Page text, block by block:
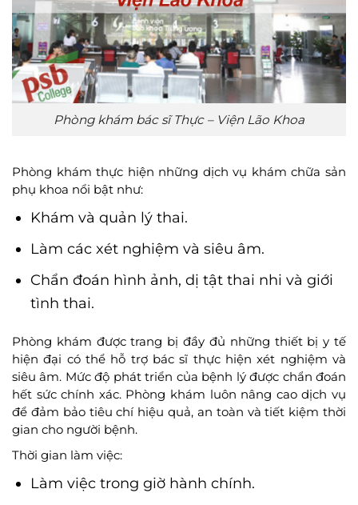
Phòng khám bác sĩ Thực – Viện Lão Khoa
Phòng khám thực hiện những dịch vụ khám chữa sản
phụ khoa nổi bật như:
Khám và quản lý thai.
Làm các xét nghiệm và siêu âm.
Chẩn đoán hình ảnh, dị tật thai nhi và giới
tình thai.
Phòng khám được trang bị đầy đủ những thiết bị y tế
hiện đại có thể hỗ trợ bác sĩ thực hiện xét nghiệm và
siêu âm. Mức độ phát triển của bệnh lý được chẩn đoán
hết sức chính xác. Phòng khám luôn nâng cao dịch vụ
để đảm bảo tiêu chí hiệu quả, an toàn và tiết kiệm thời
gian cho người bệnh.
Thời gian làm việc:
Làm việc trong giờ hành chính.